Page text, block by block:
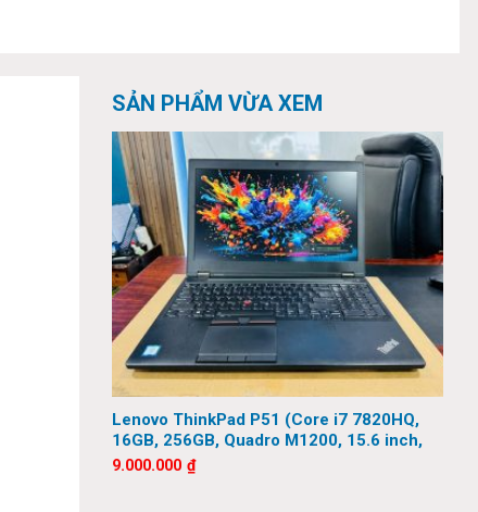
SẢN PHẨM VỪA XEM
Lenovo ThinkPad P51 (Core i7 7820HQ,
16GB, 256GB, Quadro M1200, 15.6 inch,
FHD)
9.000.000 ₫